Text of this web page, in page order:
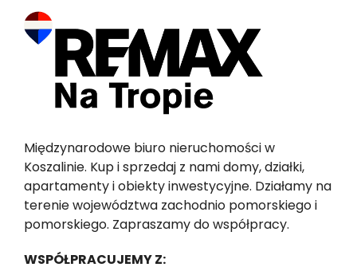
Międzynarodowe biuro nieruchomości w
Koszalinie. Kup i sprzedaj z nami domy, działki,
apartamenty i obiekty inwestycyjne. Działamy na
terenie województwa zachodnio pomorskiego i
pomorskiego. Zapraszamy do współpracy.
WSPÓŁPRACUJEMY Z: